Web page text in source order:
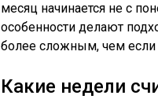
месяц начинается не с
особенности делают
более сложным, чем если
Какие недели